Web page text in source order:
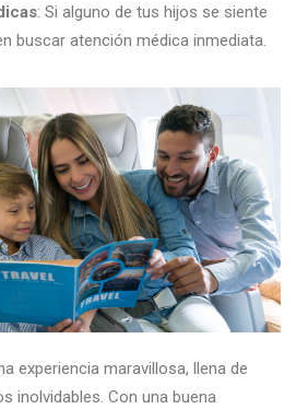
: Si alguno de tus hijos se siente
buscar atención médica inmediata.
experiencia maravillosa, llena de
inolvidables. Con una buena